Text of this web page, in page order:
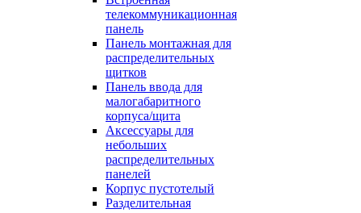
телекоммуникационная
панель
Панель монтажная для
распределительных
щитков
Панель ввода для
малогабаритного
корпуса/щита
Аксессуары для
небольших
распределительных
панелей
Корпус пустотелый
Разделительная